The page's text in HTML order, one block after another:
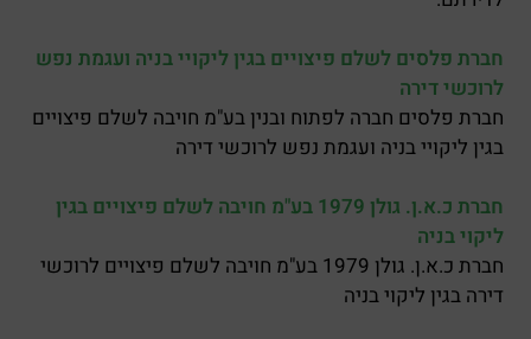
חברת פלסים לשלם פיצויים בגין ליקויי בניה ועגמת נפש
לרוכשי דירה
חברת פלסים חברה לפתוח ובנין בע"מ חויבה לשלם פיצויים
בגין ליקויי בניה ועגמת נפש לרוכשי דירה
חברת כ.א.ן. גולן 1979 בע"מ חויבה לשלם פיצויים בגין
ליקוי בניה
חברת כ.א.ן. גולן 1979 בע"מ חויבה לשלם פיצויים לרוכשי
דירה בגין ליקוי בניה